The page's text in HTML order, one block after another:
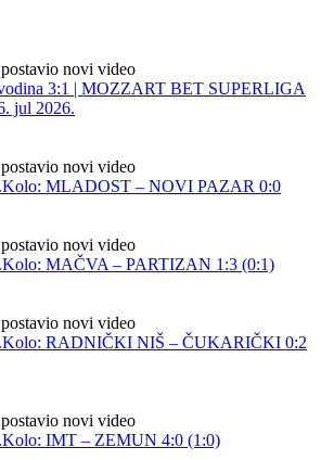
novi video
3:1 | MOZZART BET SUPERLIGA
jul 2026.
novi video
MLADOST – NOVI PAZAR 0:0
novi video
MAČVA – PARTIZAN 1:3 (0:1)
novi video
RADNIČKI NIŠ – ČUKARIČKI 0:2
novi video
IMT – ZEMUN 4:0 (1:0)